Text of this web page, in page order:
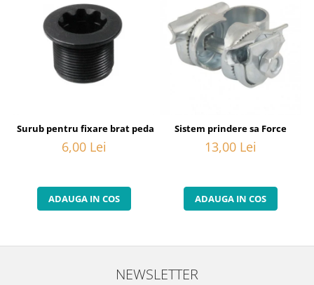
Surub pentru fixare brat pedalier Shimano FC-6800, M20
6,00 Lei
ADAUGA IN COS
Sistem prindere sa Force
13,00 Lei
ADAUGA IN COS
NEWSLETTER